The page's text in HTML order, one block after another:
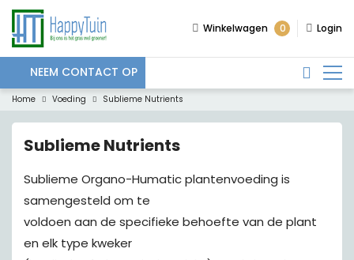
Winkelwagen 0 Login
NEEM CONTACT OP
Home Voeding Sublieme Nutrients
Sublieme Nutrients
Sublieme Organo-Humatic plantenvoeding is
samengesteld om te
voldoen aan de specifieke behoefte van de plant
en elk type kweker